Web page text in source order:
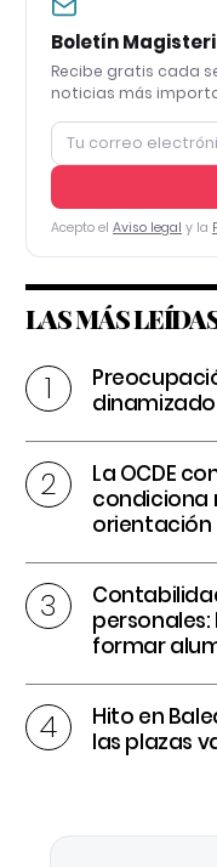
Boletín
Recibe gratis cada
noticias más
Acepto el Aviso legal y la
LAS MÁS
La OCDE
condiciona
formar
Hito en
las plazas